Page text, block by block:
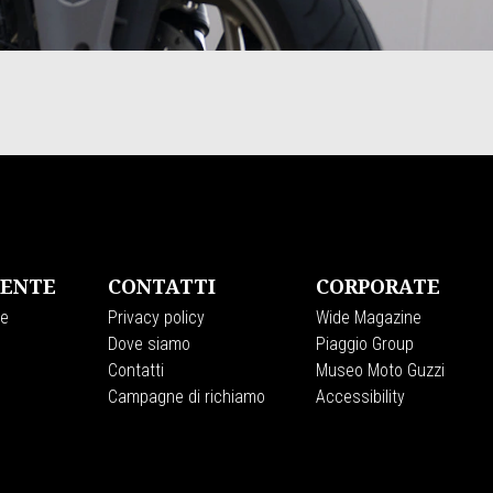
CONTATTI
Privacy policy
Dove siamo
Contatti
Campagne di richiamo
CORPORATE
Wide Magazine
Piaggio Group
Museo Moto Guzzi
Accessibility